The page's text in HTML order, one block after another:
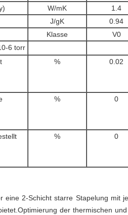
W/mK 1.4
J/gK 0.94
Klasse V0
6 torr
% 0.02
% 0
% 0
eine 2-Schicht starre Stapelung mit
der thermischen